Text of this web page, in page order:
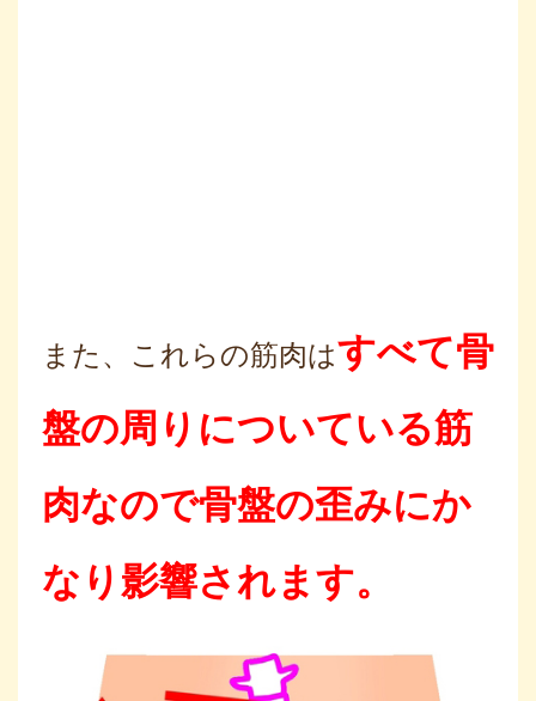
また、これらの筋肉はすべて骨
盤の周りについている筋
肉なので骨盤の歪みにか
なり影響されます。